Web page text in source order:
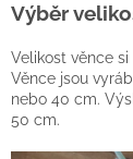
Výběr
Velikost věnce
Věnce jsou
nebo 40 cm.
50 cm.